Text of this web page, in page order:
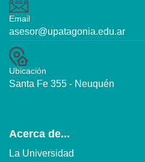
Email
asesor@upatagonia.edu.ar
Ubicación
Santa Fe 355 - Neuquén
Acerca de...
La Universidad